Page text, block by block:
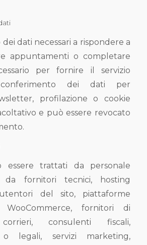
dati necessari a rispondere a
appuntamenti o completare
per fornire il servizio
dei dati per
profilazione o cookie
e può essere revocato
essere trattati da personale
da fornitori tecnici, hosting
del sito, piattaforme
fornitori di
consulenti fiscali,
o legali, servizi marketing,